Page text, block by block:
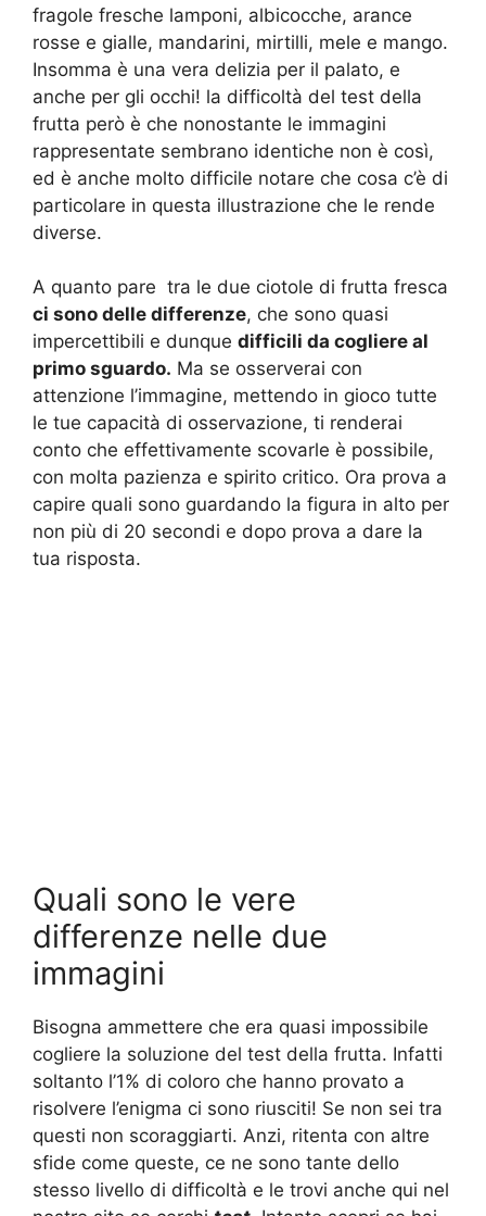
fragole fresche lamponi, albicocche, arance
rosse e gialle, mandarini, mirtilli, mele e mango.
Insomma è una vera delizia per il palato, e
anche per gli occhi! la difficoltà del test della
frutta però è che nonostante le immagini
rappresentate sembrano identiche non è così,
ed è anche molto difficile notare che cosa c’è di
particolare in questa illustrazione che le rende
diverse.
A quanto pare tra le due ciotole di frutta fresca
ci sono delle differenze, che sono quasi
impercettibili e dunque difficili da cogliere al
primo sguardo. Ma se osserverai con
attenzione l’immagine, mettendo in gioco tutte
le tue capacità di osservazione, ti renderai
conto che effettivamente scovarle è possibile,
con molta pazienza e spirito critico. Ora prova a
capire quali sono guardando la figura in alto per
non più di 20 secondi e dopo prova a dare la
tua risposta.
Quali sono le vere
differenze nelle due
immagini
Bisogna ammettere che era quasi impossibile
cogliere la soluzione del test della frutta. Infatti
soltanto l’1% di coloro che hanno provato a
risolvere l’enigma ci sono riusciti! Se non sei tra
questi non scoraggiarti. Anzi, ritenta con altre
sfide come queste, ce ne sono tante dello
stesso livello di difficoltà e le trovi anche qui nel